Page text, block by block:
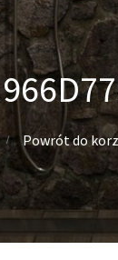
Powrót do